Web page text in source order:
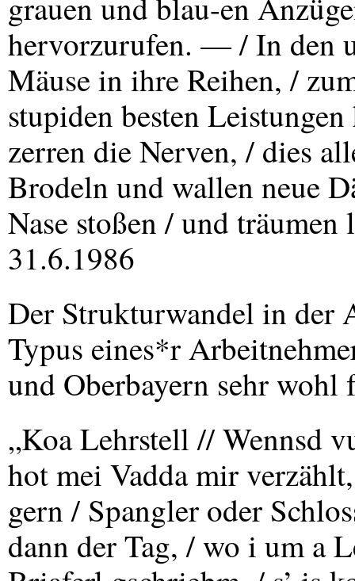
hervorzurufen. — / In den
Mäuse in ihre Reihen, /
stupiden besten
zerren die Nerven, / dies
Brodeln und wallen neue
Nase stoßen / und
31.6.1986
Der Strukturwandel in der
Typus eines*r
und Oberbayern sehr wohl
„Koa Lehrstell // Wennsd
hot mei Vadda mir
gern / Spangler oder
dann der Tag, / wo i um a